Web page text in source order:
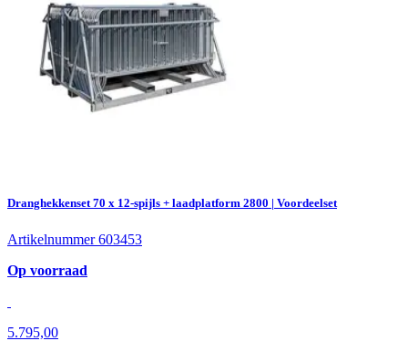
Dranghekkenset 70 x 12-spijls + laadplatform 2800 | Voordeelset
Artikelnummer 603453
Op voorraad
5.795,00